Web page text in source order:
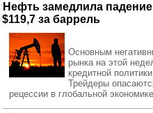
Нефть замедлила
$119,7 за баррель
Основным
рынка на этой
кредитной
Трейдеры
рецессии в глобальной